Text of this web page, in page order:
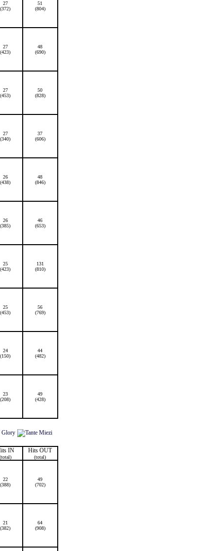
27
(372)
51
(804)
27
(423)
48
(690)
27
(453)
50
(828)
27
(340)
37
(606)
26
(438)
48
(846)
26
(385)
46
(653)
25
(423)
131
(810)
25
(453)
56
(769)
24
(150)
44
(482)
23
(208)
49
(428)
IN
(total)
Hits OUT
(total)
22
(388)
49
(702)
21
(382)
64
(908)